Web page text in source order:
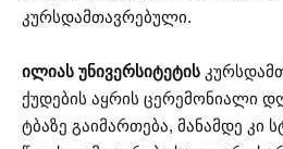
კურსდამთავრებული.
ილიას უნივერსიტეტის
ქუდების აყრის ცერემონიალი
ტბაზე გაიმართება, მანამდე კი